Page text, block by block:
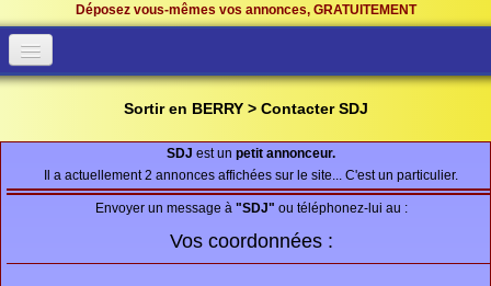
Déposez vous-mêmes vos annonces, GRATUITEMENT
FAQ
Partenaires
Sortir en BERRY > Contacter SDJ
SDJ est un petit annonceur.
Il a actuellement 2 annonces affichées sur le site... C'est un particulier.
Envoyer un message à "SDJ" ou téléphonez-lui au :
Vos coordonnées :